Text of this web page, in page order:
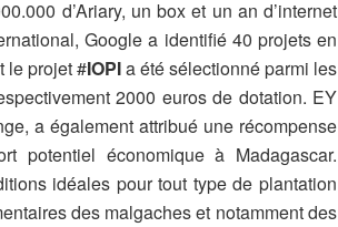
d’Ariary, un box et un an d’internet
Google a identifié 40 projets en
le projet #IOPIa été sélectionné parmi les
2000 euros de dotation. EY
a également attribué une récompense
économique à Madagascar.
idéales pour tout type de plantation
des malgaches et notamment des